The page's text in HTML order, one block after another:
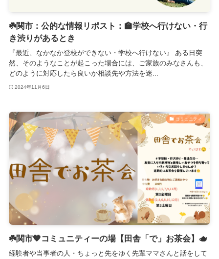
☘️関市：公的な情報リポスト：🏫学校へ行けない・行
き渋りがあるとき
『最近、なかなか登校ができない・学校へ行けない』 ある日突
然、そのようなことが起こった場合には、ご家族のみなさんも、
どのように対応したら良いか相談先や方法を迷...
2024年11月6日
コミュニティ
☘️関市🧡コミュニティーの場【田舎「で」お茶会】🫖
経験者や当事者の人・ちょっと先をゆく先輩ママさんと話をして